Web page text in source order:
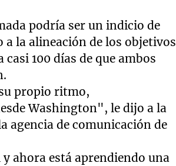
podría ser un indicio de
a la alineación de los objetivos
100 días de que ambos
propio ritmo,
Washington", le dijo a la
agencia de comunicación de
ahora está aprendiendo una